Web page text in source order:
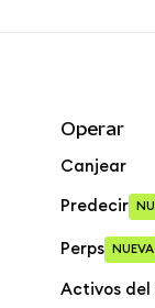
Operar
Canjear
Predecir
Perps NUEVA
Activos del